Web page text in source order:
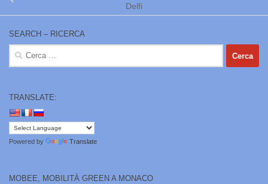
Delfi
SEARCH – RICERCA
Ricerca
per:
TRANSLATE:
Powered by Translate
MOBEE, MOBILITÀ GREEN A MONACO